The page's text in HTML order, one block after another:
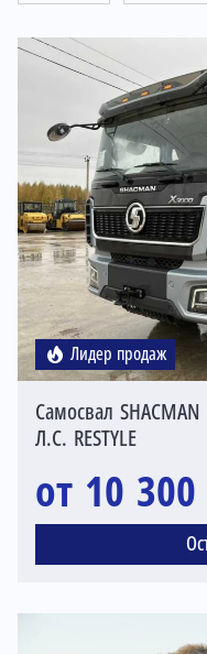
Лидер продаж
Самосвал
Л.С. RESTYLE
от 10